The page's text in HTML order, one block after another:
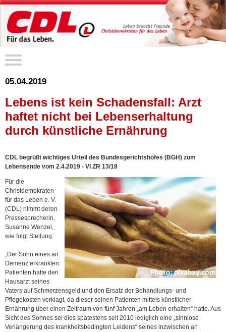
05.04.2019
Lebens ist kein Schadensfall: Arzt
haftet nicht bei Lebenserhaltung
durch künstliche Ernährung
CDL begrüßt wichtiges Urteil des Bundesgerichtshofes (BGH) zum
Lebensende vom 2.4.2019 - VI ZR 13/18
Für die
Christdemokraten
für das Leben e. V.
(CDL) nimmt deren
Pressesprecherin,
Susanne Wenzel,
wie folgt Stellung:
„Der Sohn eines an
Demenz erkrankten
Patienten hatte den
Hausarzt seines
Vaters auf Schmerzensgeld und den Ersatz der Behandlungs- und
Pflegekosten verklagt, da dieser seinen Patienten mittels künstlicher
Ernährung über einen Zeitraum von fünf Jahren „am Leben erhalten“ hatte. Aus
Sicht des Sohnes sei dies spätestens seit 2010 lediglich eine „sinnlose
Verlängerung des krankheitsbedingten Leidens“ seines inzwischen an